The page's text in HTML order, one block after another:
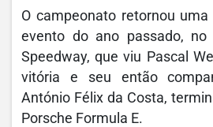
O campeonato retornou
evento do ano passado, no
Speedway, que viu Pascal
vitória e seu então
António Félix da Costa,
Porsche Formula E.